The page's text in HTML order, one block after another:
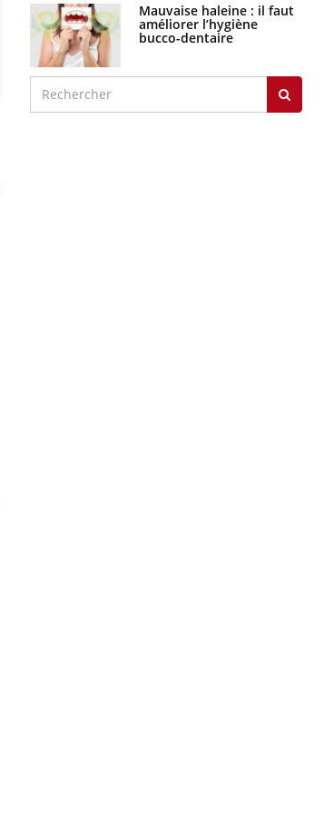
Mauvaise haleine : il faut
améliorer l’hygiène
bucco-dentaire